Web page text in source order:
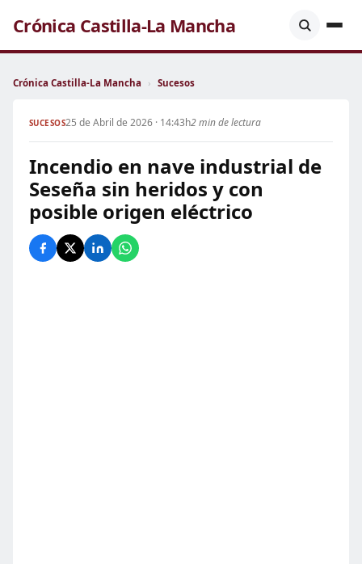
Crónica Castilla-La Mancha
Crónica Castilla-La Mancha › Sucesos
SUCESOS25 de Abril de 2026 · 14:43h2 min de lectura
Incendio en nave industrial de
Seseña sin heridos y con
posible origen eléctrico